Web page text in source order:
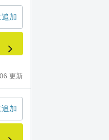
更新
加
加